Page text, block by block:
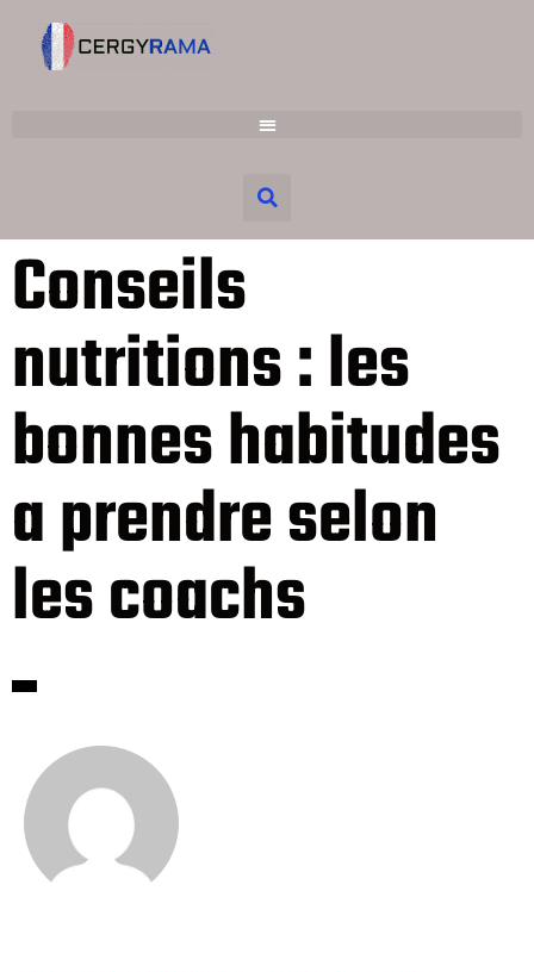
Conseils
nutritions : les
bonnes habitudes
a prendre selon
les coachs